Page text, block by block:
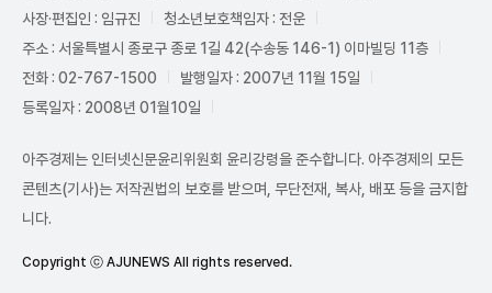
사장·편집인 : 임규진
청소년보호책임자 : 전운
주소 : 서울특별시 종로구 종로 1길 42(수송동 146-1) 이마빌딩 11층
전화 : 02-767-1500
발행일자 : 2007년 11월 15일
등록일자 : 2008년 01월10일
아주경제는 인터넷신문윤리위원회 윤리강령을 준수합니다. 아주경제의 모든
콘텐츠(기사)는 저작권법의 보호를 받으며, 무단전재, 복사, 배포 등을 금지합
니다.
Copyright ⓒ AJUNEWS All rights reserved.